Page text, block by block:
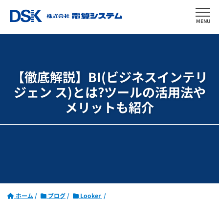
MENU
【徹底解説】BI(ビジネスインテリ
ジェン ス)とは?ツールの活用法や
メリットも紹介
ホーム ブログ
Looker